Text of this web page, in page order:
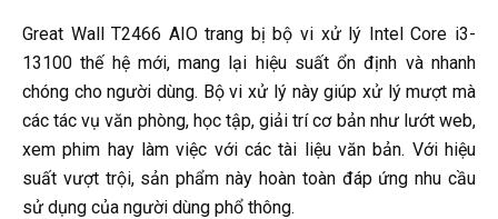
Great Wall T2466 AIO trang bị bộ vi xử lý Intel Core i3-
13100 thế hệ mới, mang lại hiệu suất ổn định và nhanh
chóng cho người dùng. Bộ vi xử lý này giúp xử lý mượt mà
các tác vụ văn phòng, học tập, giải trí cơ bản như lướt web,
xem phim hay làm việc với các tài liệu văn bản. Với hiệu
suất vượt trội, sản phẩm này hoàn toàn đáp ứng nhu cầu
sử dụng của người dùng phổ thông.